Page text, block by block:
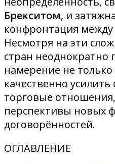
Брекситом, и
конфронтация между
Несмотря на эти
стран неоднократно
намерение не
качественно
торговые
перспективы новых
договорённостей.
ОГЛАВЛЕНИЕ